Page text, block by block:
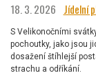
18. 3. 2026 Jídelní
S Velikonočními
pochoutky, jako jsou
dosažení štíhlejší
strachu a odříkání.